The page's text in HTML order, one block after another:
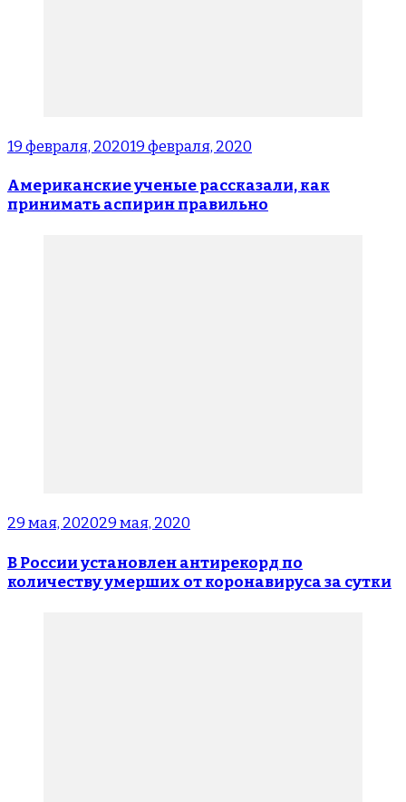
19 февраля, 202019 февраля, 2020
Американские ученые рассказали, как
принимать аспирин правильно
29 мая, 202029 мая, 2020
В России установлен антирекорд по
количеству умерших от коронавируса за сутки